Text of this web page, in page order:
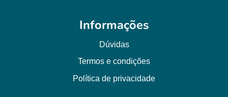
Informações
Dúvidas
Termos e condições
Política de privacidade